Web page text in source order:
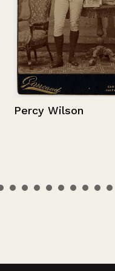
Percy Wilson